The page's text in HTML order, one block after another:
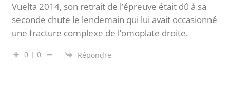
Vuelta 2014, son retrait de l’épreuve était dû à sa
seconde chute le lendemain qui lui avait occasionné
une fracture complexe de l’omoplate droite.
0 0 Répondre